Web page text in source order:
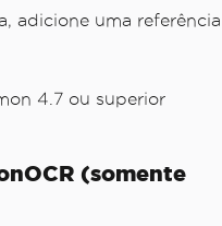
adicione uma referência
4.7 ou superior
(somente